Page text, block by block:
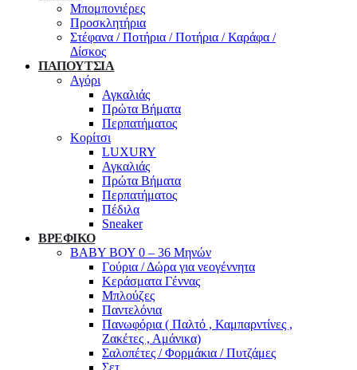
Μπομπονιέρες
Προσκλητήρια
Στέφανα / Ποτήρια / Ποτήρια / Καράφα /
Δίσκος
ΠΑΠΟΥΤΣΙΑ
Αγόρι
Αγκαλιάς
Πρώτα Βήματα
Περπατήματος
Κορίτσι
LUXURY
Αγκαλιάς
Πρώτα Βήματα
Περπατήματος
Πέδιλα
Sneaker
ΒΡΕΦΙΚΟ
ΒΑΒΥ ΒΟΥ 0 – 36 Μηνών
Γούρια / Δώρα για νεογέννητα
Κεράσματα Γέννας
Μπλούζες
Παντελόνια
Πανωφόρια ( Παλτό , Καμπαρντίνες ,
Ζακέτες , Αμάνικα)
Σαλοπέτες / Φορμάκια / Πυτζάμες
Σετ